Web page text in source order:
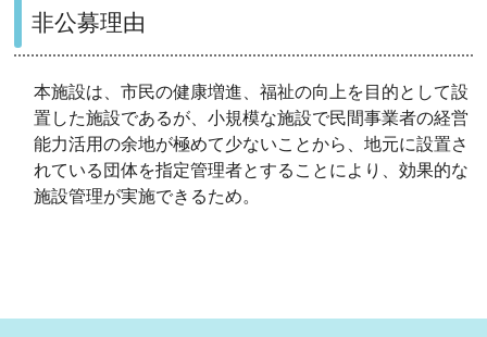
非公募理由
本施設は、市民の健康増進、福祉の向上を目的として設
置した施設であるが、小規模な施設で民間事業者の経営
能力活用の余地が極めて少ないことから、地元に設置さ
れている団体を指定管理者とすることにより、効果的な
施設管理が実施できるため。